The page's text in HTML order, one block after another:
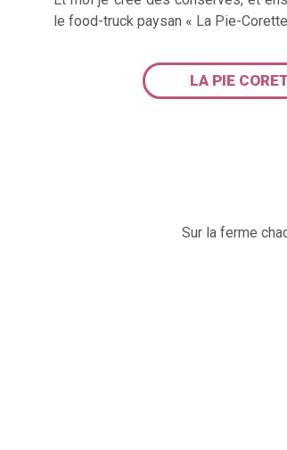
le food-truck paysan « La Pie-
LA PIE
Sur la ferme